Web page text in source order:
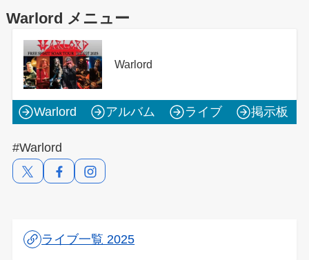
Warlord メニュー
Warlord
Warlord アルバム ライブ 掲示板
#Warlord
ライブ一覧 2025